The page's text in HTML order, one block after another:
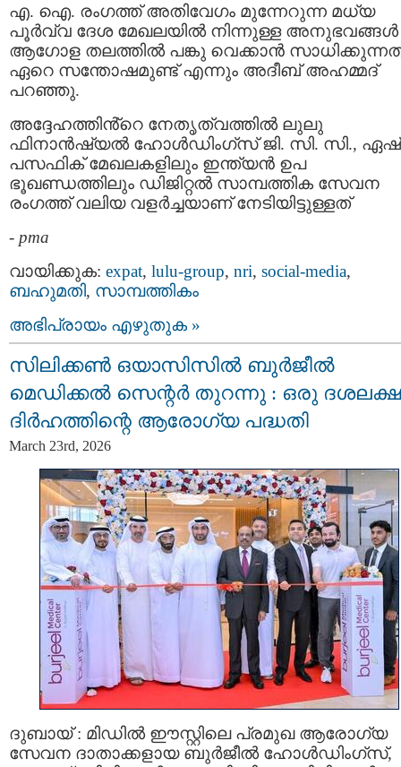
എ. ഐ. രംഗത്ത് അതിവേഗം മുന്നേറുന്ന മധ്യ
പൂർവ്വ ദേശ മേഖലയിൽ നിന്നുള്ള അനുഭവങ്ങൾ
ആഗോള തലത്തിൽ പങ്കു വെക്കാൻ
ഏറെ സന്തോഷമുണ്ട് എന്നും അദീബ് അഹമ്മദ്
പറഞ്ഞു.
അദ്ദേഹത്തിൻ്റെ നേതൃത്വത്തിൽ ലുലു
ഫിനാൻഷ്യൽ ഹോൾഡിംഗ്‌സ് ജി. സി. സി.,
പസഫിക് മേഖലകളിലും ഇന്ത്യൻ ഉപ
ഭൂഖണ്ഡത്തിലും ഡിജിറ്റൽ സാമ്പത്തിക സേവന
രംഗത്ത് വലിയ വളർച്ചയാണ് നേടിയിട്ടുള്ളത്
- pma
വായിക്കുക: expat, lulu-group, nri, social-media,
ബഹുമതി, സാമ്പത്തികം
അഭിപ്രായം എഴുതുക »
സിലിക്കൺ ഒയാസിസിൽ ബുർജീൽ
മെഡിക്കൽ സെന്റർ തുറന്നു : ഒരു
ദിർഹത്തിന്റെ ആരോഗ്യ പദ്ധതി
March 23rd, 2026
ദുബായ് : മിഡിൽ ഈസ്റ്റിലെ പ്രമുഖ ആരോഗ്യ
സേവന ദാതാക്കളായ ബുർജീൽ ഹോൾഡിംഗ്‌സ്,